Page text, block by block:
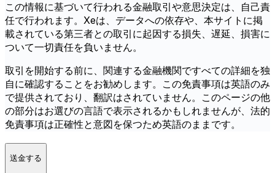
この情報に基づいて行われる金融取引や意思決定は、自己責
任で行われます。Xeは、データへの依存や、本サイトに掲
載されている第三者との取引に起因する損失、遅延、損害に
ついて一切責任を負いません。
取引を開始する前に、関連する金融機関ですべての詳細を独
自に確認することをお勧めします。この免責事項は英語のみ
で提供されており、翻訳はされていません。このページの他
の部分はお選びの言語で表示されるかもしれませんが、法的
免責事項は正確性と意図を保つため英語のままです。
送金する